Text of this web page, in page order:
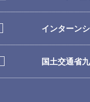
インターン
国土交通省